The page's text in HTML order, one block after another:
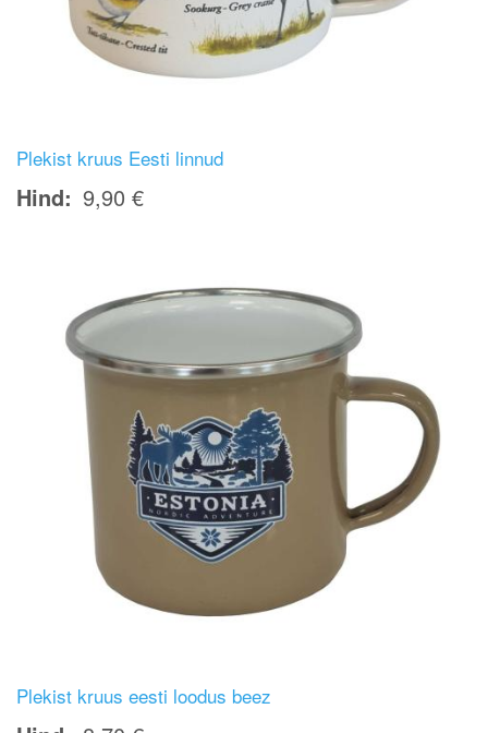
Plekist kruus Eesti linnud
Hind 9,90 €
Plekist kruus eesti loodus beez